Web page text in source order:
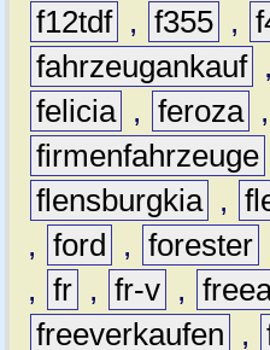
f12tdf , f355 ,
fahrzeugankauf ,
felicia , feroza ,
firmenfahrzeuge
flensburgkia ,
, ford , forester
, fr , fr-v ,
freeverkaufen
,